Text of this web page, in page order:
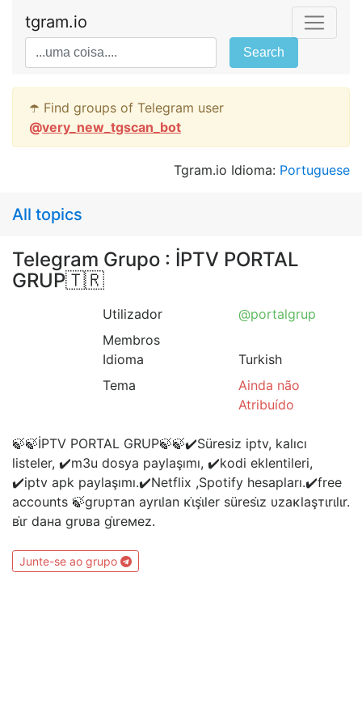
tgram.io
Search
☂️ Find groups of Telegram user
@very_new_tgscan_bot
Tgram.io Idioma: Portuguese
All topics
Telegram Grupo : İPTV PORTAL
GRUP🇹🇷
Utilizador
@portalgrup
Membros
Idioma
Turkish
Tema
Ainda não
Atribuído
🍃🍃İPTV PORTAL GRUP🍃🍃✔️Süresiz iptv, kalıcı
listeler, ✔️m3u dosya paylaşımı, ✔️kodi eklentileri,
✔️iptv apk paylaşımı.✔️Netflix ,Spotify hesapları.✔️free
accounts 🍃grυpтan ayrιlan ĸι̇şι̇ler ѕüreѕι̇z υzaĸlaşтιrιlιr.
вι̇r daнa grυвa gι̇reмez.
Junte-se ao grupo